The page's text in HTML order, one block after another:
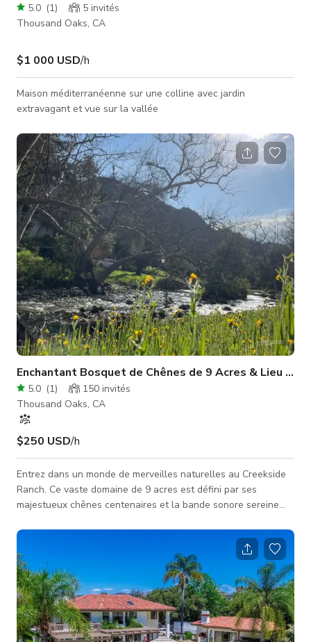
5.0 (1) 5 invités
Thousand Oaks, CA
$1 000 USD/h
Maison méditerranéenne sur une colline avec jardin
extravagant et vue sur la vallée
Enchantant Bosquet de Chênes de 9 Acres & Lieu au
5.0 (1) 150 invités
Thousand Oaks, CA
$250 USD/h
Entrez dans un monde de merveilles naturelles au Creekside
Ranch. Ce vaste domaine de 9 acres est défini par ses
majestueux chênes centenaires et la bande sonore sereine
romantique sous un dais de feuilles ou une célébration à
thème en pleine nature, notre paysage polyvalent offre la
parfaite « toile blanche » avec une âme rustique et élégante.
Nous fournissons l'essentiel pour assurer le bon déroulement
de votre journée, nota